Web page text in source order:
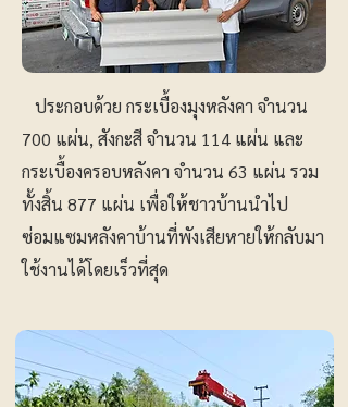
ประกอบด้วย กระเบื้องมุงหลังคา จำนวน
700 แผ่น, สังกะสี จำนวน 114 แผ่น และ
กระเบื้องครอบหลังคา จำนวน 63 แผ่น รวม
ทั้งสิ้น 877 แผ่น เพื่อให้ชาวบ้านนำไป
ซ่อมแซมหลังคาบ้านที่พังเสียหายให้กลับมา
ใช้งานได้โดยเร็วที่สุด